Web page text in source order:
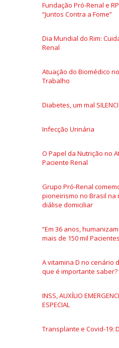
Fundação Pró-Renal e
“Juntos Contra a Fome”
Dia Mundial do Rim:
Renal
Atuação do Biomédico
Trabalho
Diabetes, um mal
Infecção Urinária
O Papel da Nutrição no
Paciente Renal
Grupo Pró-Renal
pioneirismo no Brasil na
diálise domiciliar
“Em 36 anos,
mais de 150 mil
A vitamina D no cenário
que é importante saber?
INSS, AUXÍLIO
ESPECIAL
Transplante e Covid-19: